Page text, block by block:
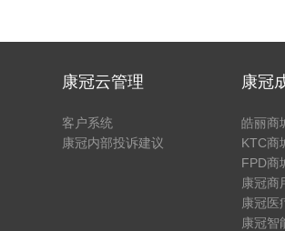
康冠云管理
客户系统
康冠内部投诉建议
康冠
皓丽商
KTC商
FPD商
康冠商
康冠医
康冠智